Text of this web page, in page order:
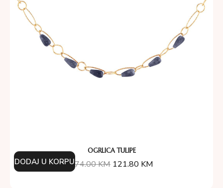
OGRLICA TULIPE
174.00KM 121.80 KM
DODAJ U KORPU